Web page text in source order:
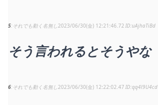
5 それでも動く名無し2023/06/30(金) 12:21:46.72 uAjhaTiBd
そう言われるとそうやな
6 それでも動く名無し2023/06/30(金) 12:22:02.47 qq4l9U4cd